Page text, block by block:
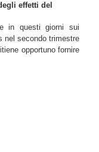
effetti del
in questi giorni sui
nel secondo trimestre
opportuno fornire